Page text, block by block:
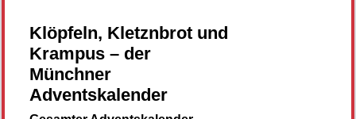
Klöpfeln, Kletznbrot und
Krampus – der
Münchner
Adventskalender